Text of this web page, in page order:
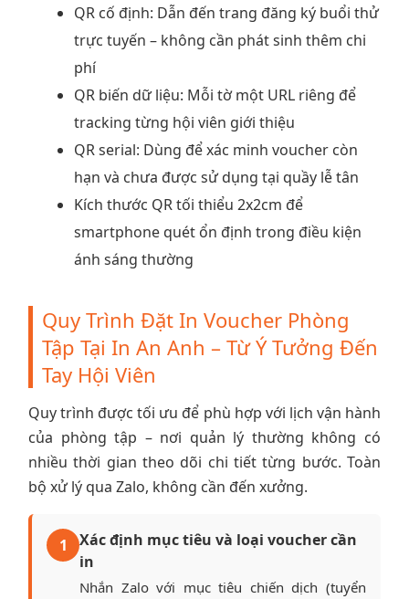
QR cố định: Dẫn đến trang đăng ký buổi thử
trực tuyến – không cần phát sinh thêm chi
phí
QR biến dữ liệu: Mỗi tờ một URL riêng để
tracking từng hội viên giới thiệu
QR serial: Dùng để xác minh voucher còn
hạn và chưa được sử dụng tại quầy lễ tân
Kích thước QR tối thiểu 2x2cm để
smartphone quét ổn định trong điều kiện
ánh sáng thường
Quy Trình Đặt In Voucher Phòng
Tập Tại In An Anh – Từ Ý Tưởng Đến
Tay Hội Viên
Quy trình được tối ưu để phù hợp với lịch vận hành
của phòng tập – nơi quản lý thường không có
nhiều thời gian theo dõi chi tiết từng bước. Toàn
bộ xử lý qua Zalo, không cần đến xưởng.
1
Xác định mục tiêu và loại voucher cần
in
Nhắn Zalo với mục tiêu chiến dịch (tuyển